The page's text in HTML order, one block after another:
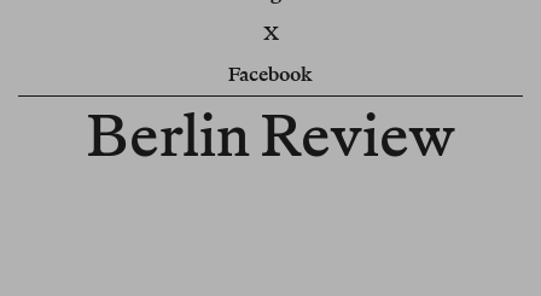
X
Facebook
Berlin Review